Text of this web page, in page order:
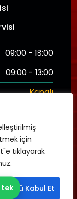
için
tıklayarak
Kabul Et
09:00 - 18:00
09:00 - 13:00
Kapalı
Tamir